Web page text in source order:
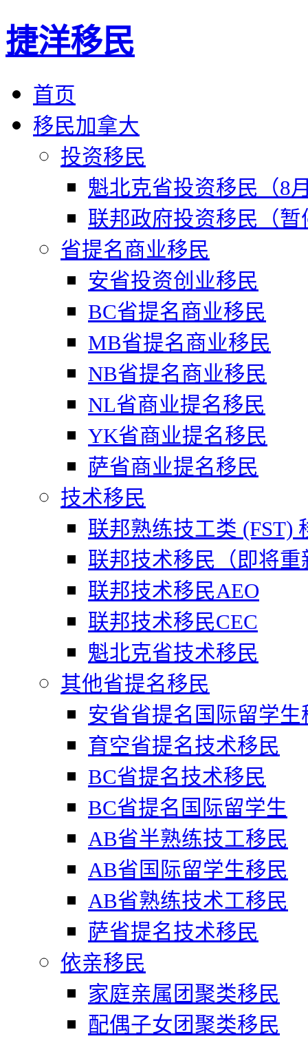
捷洋移民
首页
移民加拿大
投资移民
魁北克省投资移民（8
联邦政府投资移民（暂
省提名商业移民
安省投资创业移民
BC省提名商业移民
MB省提名商业移民
NB省提名商业移民
NL省商业提名移民
YK省商业提名移民
萨省商业提名移民
技术移民
联邦熟练技工类 (FST)
联邦技术移民（即将重
联邦技术移民AEO
联邦技术移民CEC
魁北克省技术移民
其他省提名移民
安省省提名国际留学
育空省提名技术移民
BC省提名技术移民
BC省提名国际留学生
AB省半熟练技工移民
AB省国际留学生移民
AB省熟练技术工移民
萨省提名技术移民
依亲移民
家庭亲属团聚类移民
配偶子女团聚类移民